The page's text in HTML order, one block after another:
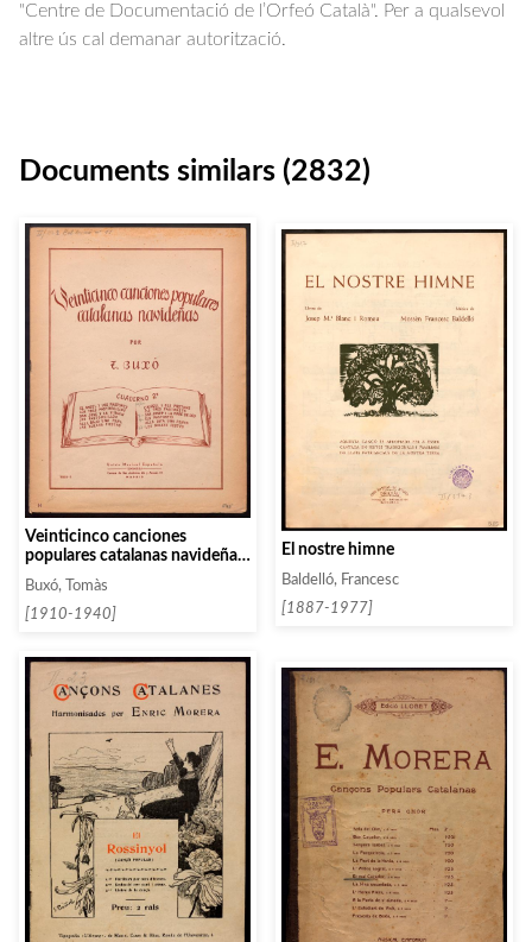
"Centre de Documentació de l’Orfeó Català". Per a qualsevol
altre ús cal demanar autorització.
Documents similars (2832)
Veinticinco canciones
populares catalanas navideñas.
Buxó, Tomàs
[1910-1940]
El nostre himne
Baldelló, Francesc
[1887-1977]